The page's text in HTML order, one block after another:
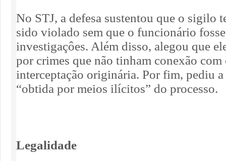
No STJ, a defesa sustentou que o sigilo
sido violado sem que o funcionário
investigaçôes. Além disso, alegou que
por crimes que não tinham conexão
interceptação originária. Por fim, pediu
“obtida por meios ilícitos” do processo.
Legalidade